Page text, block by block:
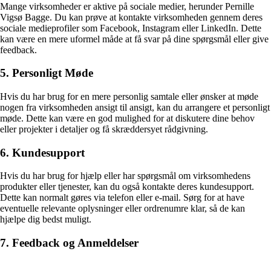
Mange virksomheder er aktive på sociale medier, herunder Pernille
Vigsø Bagge. Du kan prøve at kontakte virksomheden gennem deres
sociale medieprofiler som Facebook, Instagram eller LinkedIn. Dette
kan være en mere uformel måde at få svar på dine spørgsmål eller give
feedback.
5. Personligt Møde
Hvis du har brug for en mere personlig samtale eller ønsker at møde
nogen fra virksomheden ansigt til ansigt, kan du arrangere et personligt
møde. Dette kan være en god mulighed for at diskutere dine behov
eller projekter i detaljer og få skræddersyet rådgivning.
6. Kundesupport
Hvis du har brug for hjælp eller har spørgsmål om virksomhedens
produkter eller tjenester, kan du også kontakte deres kundesupport.
Dette kan normalt gøres via telefon eller e-mail. Sørg for at have
eventuelle relevante oplysninger eller ordrenumre klar, så de kan
hjælpe dig bedst muligt.
7. Feedback og Anmeldelser